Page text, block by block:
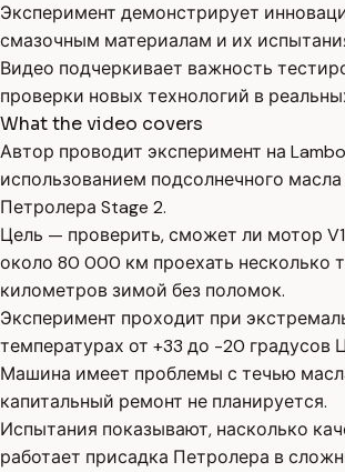
Эксперимент демонстрирует
смазочным материалам и их
Видео подчеркивает важность
проверки новых технологий в
What the video covers
Автор проводит эксперимент на
использованием подсолнечного
Петролера Stage 2.
Цель — проверить, сможет ли мотор
около 80 000 км проехать несколько
километров зимой без поломок.
Эксперимент проходит при
температурах от +33 до -20 градусов
Машина имеет проблемы с течью
капитальный ремонт не планируется.
Испытания показывают, насколько
работает присадка Петролера в